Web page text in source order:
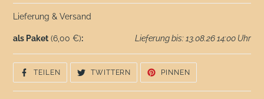
Lieferung & Versand
als Paket (6,00 €): Lieferung bis: 13.08.26 14:00 Uhr
TEILENAUF
FACEBOOK
TEILEN
TWITTERN
TWITTER
TWITTERN
PINNEN
PINNEN